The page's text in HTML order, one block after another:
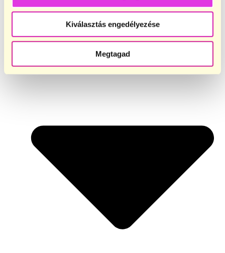
Kiválasztás engedélyezése
Megtagad